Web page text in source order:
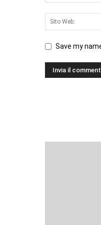
Save my